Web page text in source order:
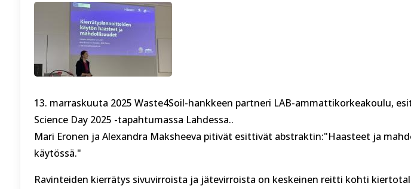
13. marraskuuta 2025 Waste4Soil-hankkeen partneri LAB-ammattikorkeakoulu,
Science Day 2025 -tapahtumassa Lahdessa..
Mari Eronen ja Alexandra Maksheeva pitivät esittivät abstraktin:"Haasteet ja
käytössä."
Ravinteiden kierrätys sivuvirroista ja jätevirroista on keskeinen reitti kohti